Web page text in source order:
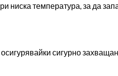
температура, за да
сигурно